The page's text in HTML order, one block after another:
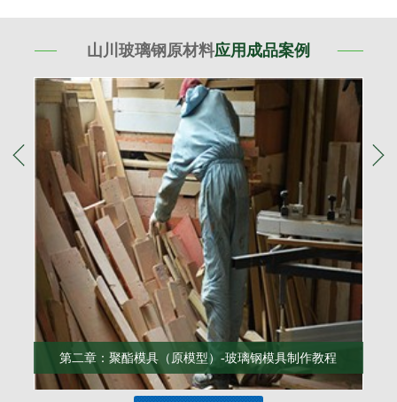
山川玻璃钢原材料应用成品案例
第二章：聚酯模具（原模型）-玻璃钢模具制作教程